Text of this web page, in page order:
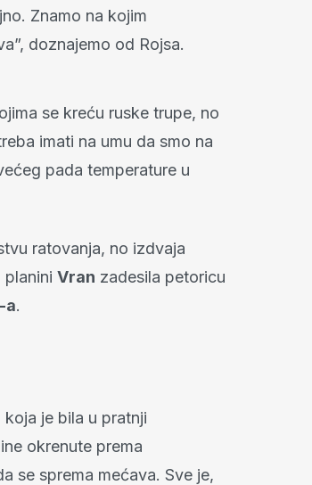
Znamo na kojim
doznajemo od Rojsa.
se kreću ruske trupe, no
imati na umu da smo na
pada temperature u
ratovanja, no izdvaja
planini Vran zadesila petoricu
a.
je bila u pratnji
okrenute prema
se sprema mećava. Sve je,